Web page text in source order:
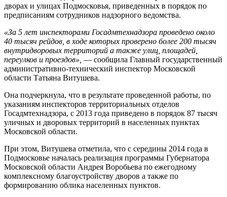
дворах и улицах Подмосковья, приведенных в порядок по
предписаниям сотрудников надзорного ведомства.
«За 5 лет инспекторами Госадмтехнадзора проведено около
40 тысяч рейдов, в ходе которых проверено более 200 тысяч
внутридворовых территорий а также улиц, площадей,
переулков и проездов», — сообщила Главный государственный
административно-технический инспектор Московской
области Татьяна Витушева.
Она подчеркнула, что в результате проведенной работы, по
указаниям инспекторов территориальных отделов
Госадмтехнадзора, с 2013 года приведено в порядок 87 тысяч
уличных и дворовых территорий в населенных пунктах
Московской области.
При этом, Витушева отметила, что с середины 2014 года в
Подмосковье началась реализация программы Губернатора
Московской области Андрея Воробьева по ежегодному
комплексному благоустройству дворов а также по
формированию облика населенных пунктов.